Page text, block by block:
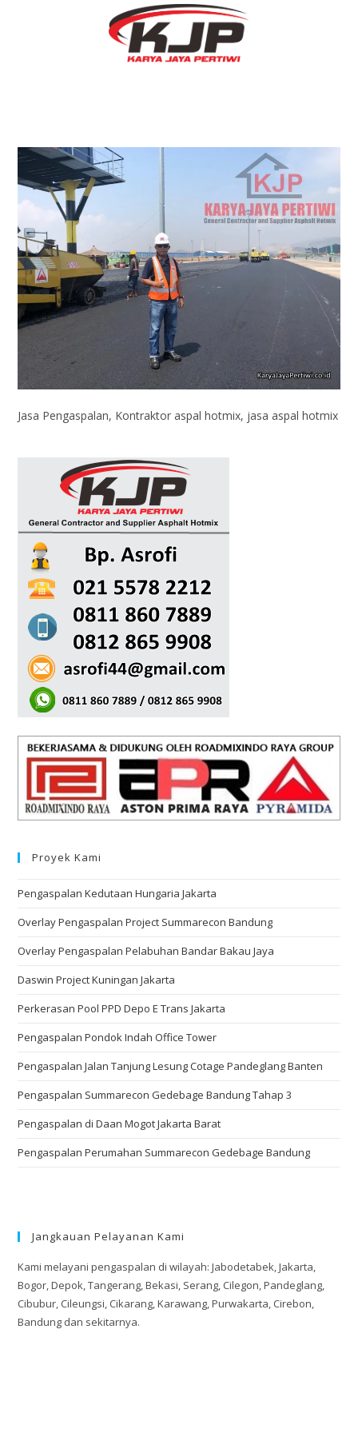
Jasa Pengaspalan, Kontraktor aspal hotmix, jasa aspal hotmix
Proyek Kami
Pengaspalan Kedutaan Hungaria Jakarta
Overlay Pengaspalan Project Summarecon Bandung
Overlay Pengaspalan Pelabuhan Bandar Bakau Jaya
Daswin Project Kuningan Jakarta
Perkerasan Pool PPD Depo E Trans Jakarta
Pengaspalan Pondok Indah Office Tower
Pengaspalan Jalan Tanjung Lesung Cotage Pandeglang Banten
Pengaspalan Summarecon Gedebage Bandung Tahap 3
Pengaspalan di Daan Mogot Jakarta Barat
Pengaspalan Perumahan Summarecon Gedebage Bandung
Jangkauan Pelayanan Kami
Kami melayani pengaspalan di wilayah: Jabodetabek, Jakarta,
Bogor, Depok, Tangerang, Bekasi, Serang, Cilegon, Pandeglang,
Cibubur, Cileungsi, Cikarang, Karawang, Purwakarta, Cirebon,
Bandung dan sekitarnya.